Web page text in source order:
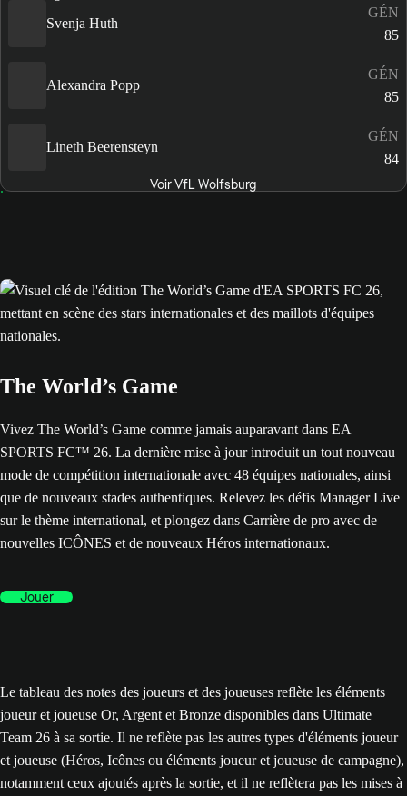
Svenja Huth
GÉN
85
Alexandra Popp
GÉN
85
Lineth Beerensteyn
GÉN
84
Voir VfL Wolfsburg
The World’s Game
Vivez The World’s Game comme jamais auparavant dans EA
SPORTS FC™ 26. La dernière mise à jour introduit un tout nouveau
mode de compétition internationale avec 48 équipes nationales, ainsi
que de nouveaux stades authentiques. Relevez les défis Manager Live
sur le thème international, et plongez dans Carrière de pro avec de
nouvelles ICÔNES et de nouveaux Héros internationaux.
Jouer
Le tableau des notes des joueurs et des joueuses reflète les éléments
joueur et joueuse Or, Argent et Bronze disponibles dans Ultimate
Team 26 à sa sortie. Il ne reflète pas les autres types d'éléments joueur
et joueuse (Héros, Icônes ou éléments joueur et joueuse de campagne),
notamment ceux ajoutés après la sortie, et il ne reflètera pas les mises à